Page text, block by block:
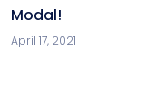
Modal!
April 17, 2021